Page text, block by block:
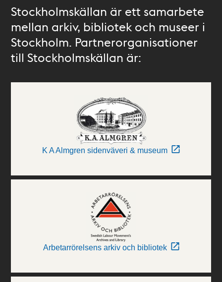
Stockholmskällan är ett samarbete
mellan arkiv, bibliotek och museer i
Stockholm. Partnerorganisationer
till Stockholmskällan är:
K A Almgren sidenväveri & museum
Arbetarrörelsens arkiv och bibliotek